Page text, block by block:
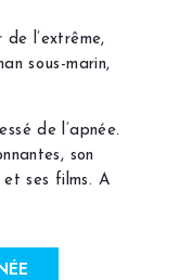
de l’extrême,
sous-marin,
de l’apnée.
son
ses films. A